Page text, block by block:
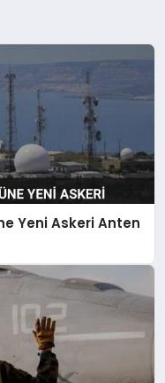
Yeni Askeri Anten